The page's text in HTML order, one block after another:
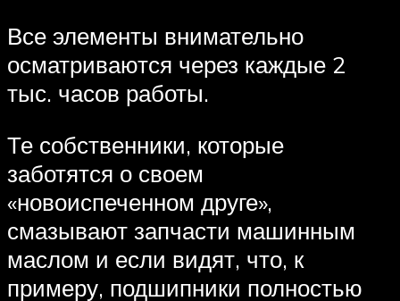
Все элементы внимательно
осматриваются через каждые 2
тыс. часов работы.
Те собственники, которые
заботятся о своем
«новоиспеченном друге»,
смазывают запчасти машинным
маслом и если видят, что, к
примеру, подшипники полностью